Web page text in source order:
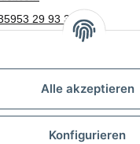
Alle akzeptieren
Konfigurieren
29 93 30
Uhr